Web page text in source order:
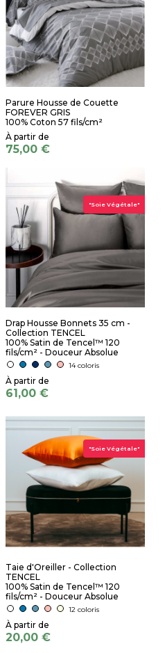
Parure Housse de Couette
FOREVER GRIS
100% Coton 57 fils/cm²
75,00 €
"Soie Végétale"
Drap Housse Bonnets 35 cm -
Collection TENCEL
100% Satin de Tencel™ 120
fils/cm² - Douceur Absolue
14 coloris
61,00 €
"Soie Végétale"
Taie d'Oreiller - Collection
TENCEL
100% Satin de Tencel™ 120
fils/cm² - Douceur Absolue
12 coloris
20,00 €